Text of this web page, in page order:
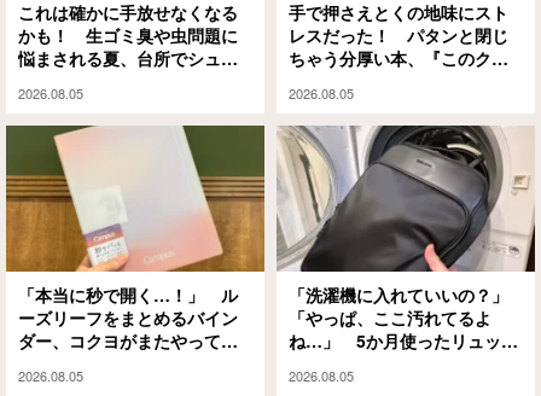
これは確かに手放せなくなる
かも！ 生ゴミ臭や虫問題に
悩まされる夏、台所でシュッ
2026.08.05
手で押さえとくの地味にスト
レスだった！ パタンと閉じ
ちゃう分厚い本、『このクリ
2026.08.05
「本当に秒で開く…！」 ル
ーズリーフをまとめるバイン
ダー、コクヨがまたやってく
2026.08.05
「洗濯機に入れていいの？」
「やっぱ、ここ汚れてるよ
ね…」 5か月使ったリュック
2026.08.05